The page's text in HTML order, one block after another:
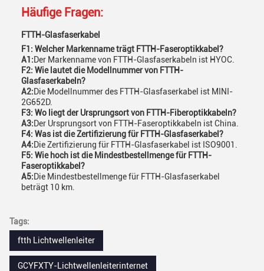
Häufige Fragen:
FTTH-Glasfaserkabel
F1: Welcher Markenname trägt FTTH-Faseroptikkabel?
A1:Der Markenname von FTTH-Glasfaserkabeln ist HYOC.
F2: Wie lautet die Modellnummer von FTTH-
Glasfaserkabeln?
A2:Die Modellnummer des FTTH-Glasfaserkabel ist MINI-
2G652D.
F3: Wo liegt der Ursprungsort von FTTH-Fiberoptikkabeln?
A3:Der Ursprungsort von FTTH-Faseroptikkabeln ist China.
F4: Was ist die Zertifizierung für FTTH-Glasfaserkabel?
A4:Die Zertifizierung für FTTH-Glasfaserkabel ist ISO9001.
F5: Wie hoch ist die Mindestbestellmenge für FTTH-
Faseroptikkabel?
A5:Die Mindestbestellmenge für FTTH-Glasfaserkabel
beträgt 10 km.
Tags:
ftth Lichtwellenleiter
GCYFXTY-Lichtwellenleiterinternet